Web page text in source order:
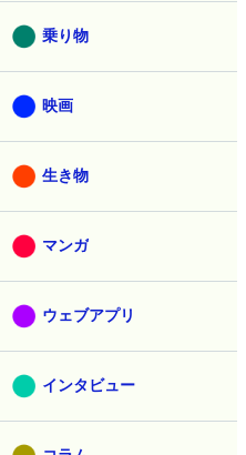
乗り物
映画
生き物
マンガ
ウェブアプリ
インタビュー